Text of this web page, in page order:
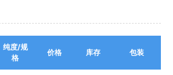
纯度/规
格
价格 库存 包装